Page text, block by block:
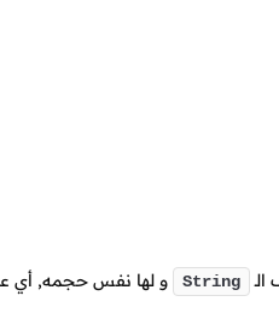
الـ String و لها نفس حجمه, أي